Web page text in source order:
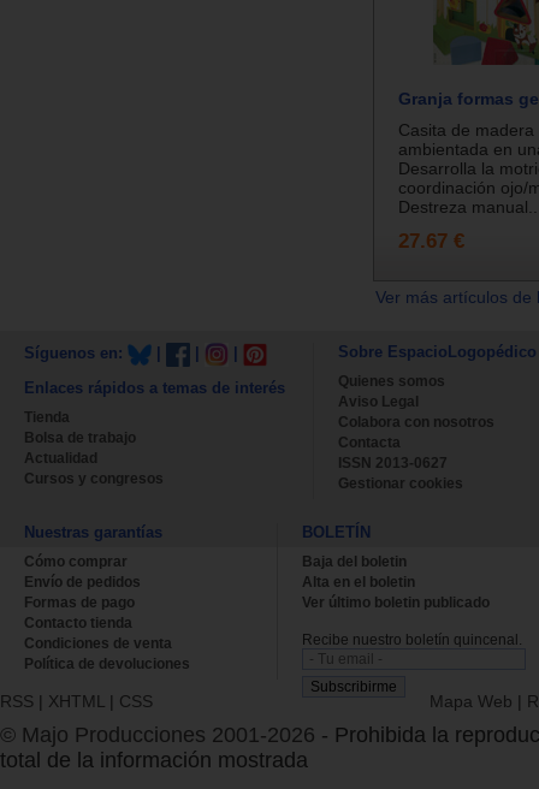
Granja formas
Casita de
ambientada en
Desarrolla la
coordinación ojo/
Destreza
27.67 €
Ver más artículos
Síguenos en:
Enlaces rápidos a temas de interés
Tienda
Bolsa de trabajo
Actualidad
Cursos y congresos
Sobre EspacioLogopédico
Quienes somos
Aviso Legal
Colabora con nosotros
Contacta
ISSN 2013-0627
Gestionar cookies
Nuestras garantías
Cómo comprar
Envío de pedidos
Formas de pago
Contacto tienda
Condiciones de venta
Política de devoluciones
BOLETÍN
Baja del boletin
Alta en el boletin
Ver último boletin publicado
Recibe nuestro boletín quincenal.
RSS | XHTML | CSS Mapa Web |
© Majo Producciones 2001-2026 - Prohibida la
total de la información mostrada